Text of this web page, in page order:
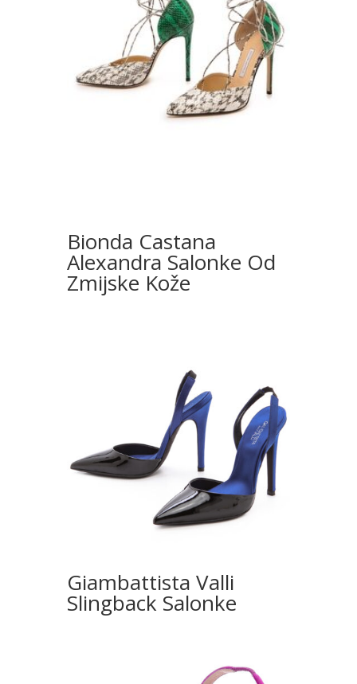
Bionda Castana
Alexandra Salonke Od
Zmijske Kože
Giambattista Valli
Slingback Salonke